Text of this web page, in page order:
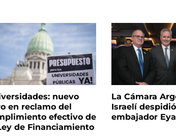
nuevo
en reclamo del
efectivo de
de Financiamiento
La Cámara
Israelí
embajador